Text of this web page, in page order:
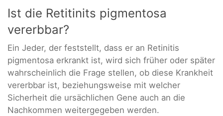
Ist die Retitinits pigmentosa
vererbbar?
Ein Jeder, der feststellt, dass er an Retinitis
pigmentosa erkrankt ist, wird sich früher oder später
wahrscheinlich die Frage stellen, ob diese Krankheit
vererbbar ist, beziehungsweise mit welcher
Sicherheit die ursächlichen Gene auch an die
Nachkommen weitergegeben werden.